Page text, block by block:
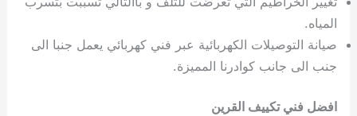
المياه.
صيانة التوصيلات الكهربائية عبر فني كهربائي يعمل جنبا الى
جنب الى جانب كوادرنا المميزة.
افضل فني تكييف القرين